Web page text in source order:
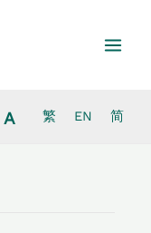
A 繁 EN 简